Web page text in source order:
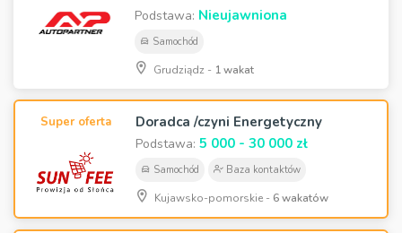
Podstawa: Nieujawniona
Samochód
Grudziądz - 1 wakat
Super oferta Doradca /czyni Energetyczny
Podstawa: 5 000 - 30 000 zł
Samochód Baza kontaktów
Kujawsko-pomorskie - 6 wakatów